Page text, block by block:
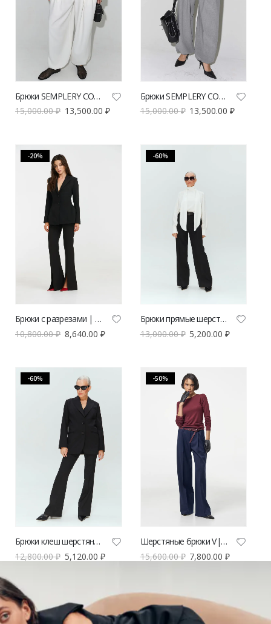
Брюки SEMPLERY СОН белого цвета | VERESK studio
15,000.00₽ 13,500.00 ₽
Брюки SEMPLERY СОН серого цвета | VERESK studio
15,000.00₽ 13,500.00₽
-20%
Брюки с разрезами | AB [Anastasiya Burdyugova]
10,800.00₽ 8,640.00 ₽
-60%
Брюки прямые шерстяные V|L
13,000.00₽ 5,200.00₽
-60%
Брюки клеш шерстяные V|L
12,800.00₽ 5,120.00 ₽
-50%
Шерстяные брюки V|L синие
15,600.00₽ 7,800.00₽
-50%